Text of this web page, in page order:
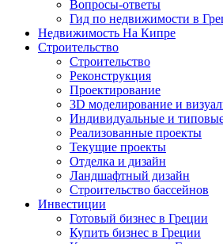
Вопросы-ответы
Гид по недвижимости в
Недвижимость На Кипре
Строительство
Строительство
Реконструкция
Проектирование
3D моделирование и
Индивидуальные и
Реализованные проекты
Текущие проекты
Отделка и дизайн
Ландшафтный дизайн
Строительство бассейнов
Инвестиции
Готовый бизнес в Греции
Купить бизнес в Греции